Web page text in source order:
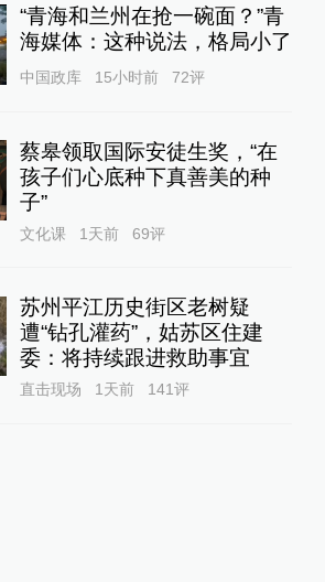
“青海和兰州在抢一碗面？”青
海媒体：这种说法，格局小了
中国政库 15小时前 72评
蔡皋领取国际安徒生奖，“在
孩子们心底种下真善美的种
子”
文化课 1天前 69评
苏州平江历史街区老树疑
遭“钻孔灌药”，姑苏区住建
委：将持续跟进救助事宜
直击现场 1天前 141评